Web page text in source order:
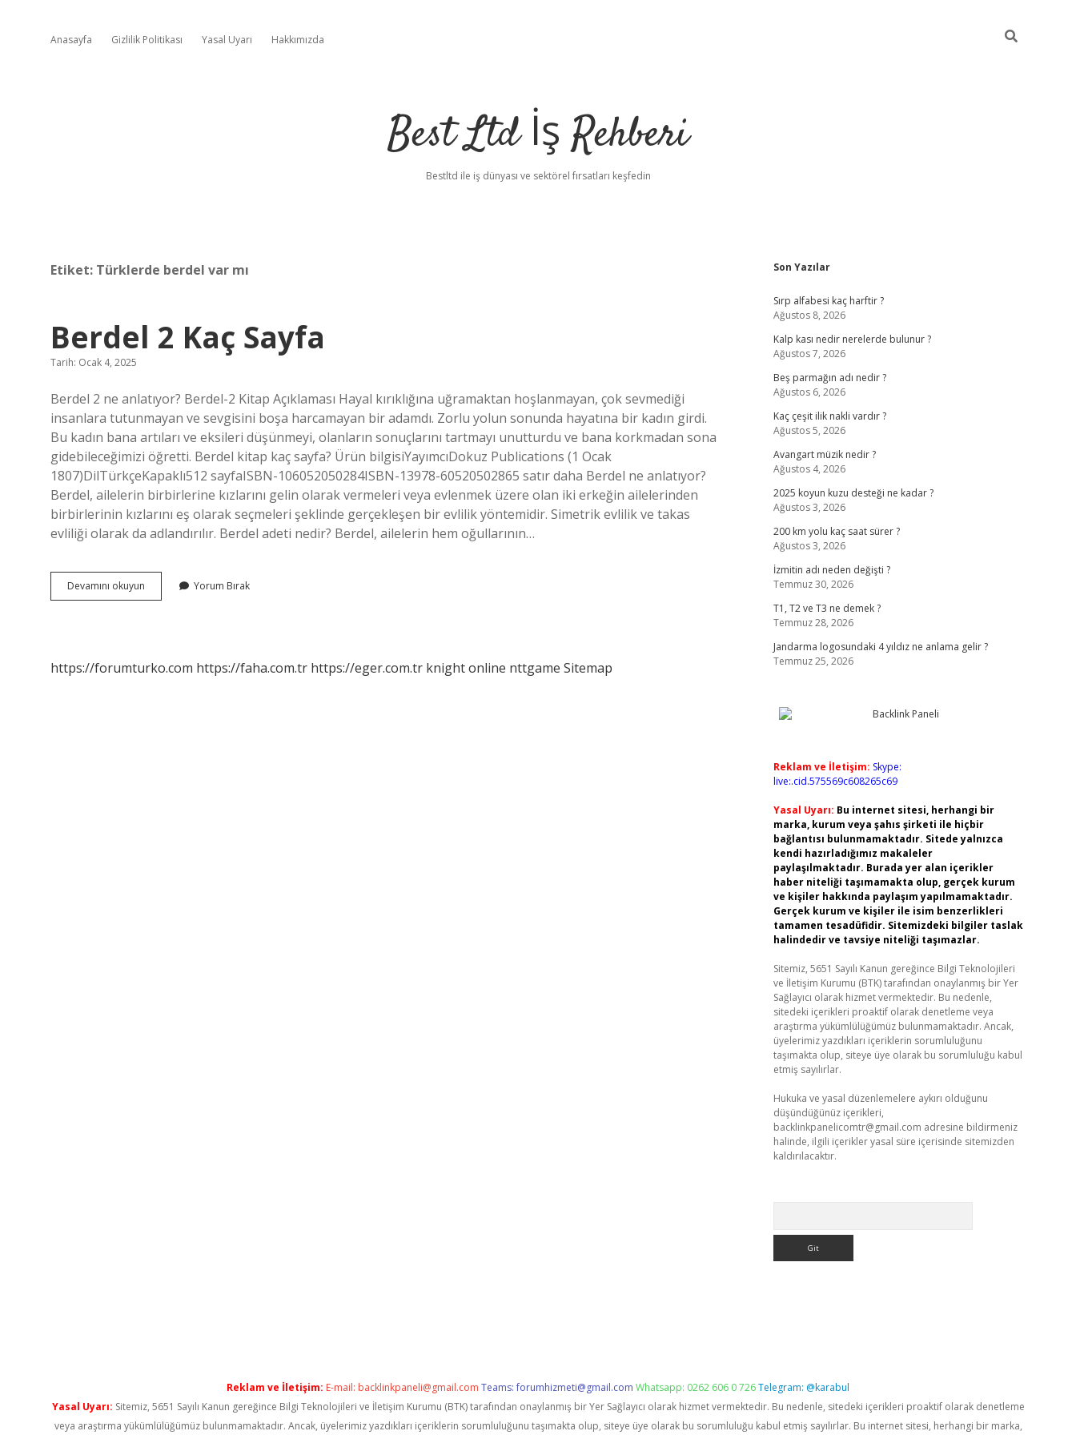
Anasayfa Gizlilik Politikası Yasal Uyarı Hakkımızda
Best Ltd İş Rehberi
Bestltd ile iş dünyası ve sektörel fırsatları keşfedin
Etiket: Türklerde berdel var mı
Berdel 2 Kaç Sayfa
Tarih: Ocak 4, 2025
Berdel 2 ne anlatıyor? Berdel-2 Kitap Açıklaması Hayal kırıklığına uğramaktan hoşlanmayan, çok sevmediği
insanlara tutunmayan ve sevgisini boşa harcamayan bir adamdı. Zorlu yolun sonunda hayatına bir kadın girdi.
Bu kadın bana artıları ve eksileri düşünmeyi, olanların sonuçlarını tartmayı unutturdu ve bana korkmadan sona
gidebileceğimizi öğretti. Berdel kitap kaç sayfa? Ürün bilgisiYayımcı‎Dokuz Publications (1 Ocak
1807)Dil‎TürkçeKapaklı‎512 sayfaISBN-10‎6052050284ISBN-13‎978-60520502865 satır daha Berdel ne anlatıyor?
Berdel, ailelerin birbirlerine kızlarını gelin olarak vermeleri veya evlenmek üzere olan iki erkeğin ailelerinden
birbirlerinin kızlarını eş olarak seçmeleri şeklinde gerçekleşen bir evlilik yöntemidir. Simetrik evlilik ve takas
evliliği olarak da adlandırılır. Berdel adeti nedir? Berdel, ailelerin hem oğullarının…
Devamını okuyun
2
Yorum Bırak
https://forumturko.com https://faha.com.tr https://eger.com.tr knight online nttgame Sitemap
Sidebar
Son Yazılar
Sırp alfabesi kaç harftir ?
Ağustos 8, 2026
Kalp kası nedir nerelerde bulunur ?
Ağustos 7, 2026
Beş parmağın adı nedir ?
Ağustos 6, 2026
Kaç çeşit ilik nakli vardır ?
Ağustos 5, 2026
Avangart müzik nedir ?
Ağustos 4, 2026
2025 koyun kuzu desteği ne kadar ?
Ağustos 3, 2026
200 km yolu kaç saat sürer ?
Ağustos 3, 2026
İzmitin adı neden değişti ?
Temmuz 30, 2026
T1, T2 ve T3 ne demek ?
Temmuz 28, 2026
Jandarma logosundaki 4 yıldız ne anlama gelir ?
Temmuz 25, 2026
Reklam ve İletişim: Skype:
live:.cid.575569c608265c69
Yasal Uyarı: Bu internet sitesi, herhangi bir
marka, kurum veya şahıs şirketi ile hiçbir
bağlantısı bulunmamaktadır. Sitede yalnızca
kendi hazırladığımız makaleler
paylaşılmaktadır. Burada yer alan içerikler
haber niteliği taşımamakta olup, gerçek kurum
ve kişiler hakkında paylaşım yapılmamaktadır.
Gerçek kurum ve kişiler ile isim benzerlikleri
tamamen tesadüfidir. Sitemizdeki bilgiler taslak
halindedir ve tavsiye niteliği taşımazlar.
Sitemiz, 5651 Sayılı Kanun gereğince Bilgi Teknolojileri
ve İletişim Kurumu (BTK) tarafından onaylanmış bir Yer
Sağlayıcı olarak hizmet vermektedir. Bu nedenle,
sitedeki içerikleri proaktif olarak denetleme veya
araştırma yükümlülüğümüz bulunmamaktadır. Ancak,
üyelerimiz yazdıkları içeriklerin sorumluluğunu
taşımakta olup, siteye üye olarak bu sorumluluğu kabul
etmiş sayılırlar.
Hukuka ve yasal düzenlemelere aykırı olduğunu
düşündüğünüz içerikleri,
backlinkpanelicomtr@gmail.com adresine bildirmeniz
halinde, ilgili içerikler yasal süre içerisinde sitemizden
kaldırılacaktır.
Reklam ve İletişim: E-mail: backlinkpaneli@gmail.com Teams:forumhizmeti@gmail.com Whatsapp: 0262 606 0 726Telegram: @karabul
Yasal Uyarı: Sitemiz, 5651 Sayılı Kanun gereğince Bilgi Teknolojileri ve İletişim Kurumu (BTK) tarafından onaylanmış bir Yer Sağlayıcı olarak hizmet vermektedir. Bu nedenle, sitedeki içerikleri proaktif olarak denetleme
veya araştırma yükümlülüğümüz bulunmamaktadır. Ancak, üyelerimiz yazdıkları içeriklerin sorumluluğunu taşımakta olup, siteye üye olarak bu sorumluluğu kabul etmiş sayılırlar. Bu internet sitesi, herhangi bir marka,